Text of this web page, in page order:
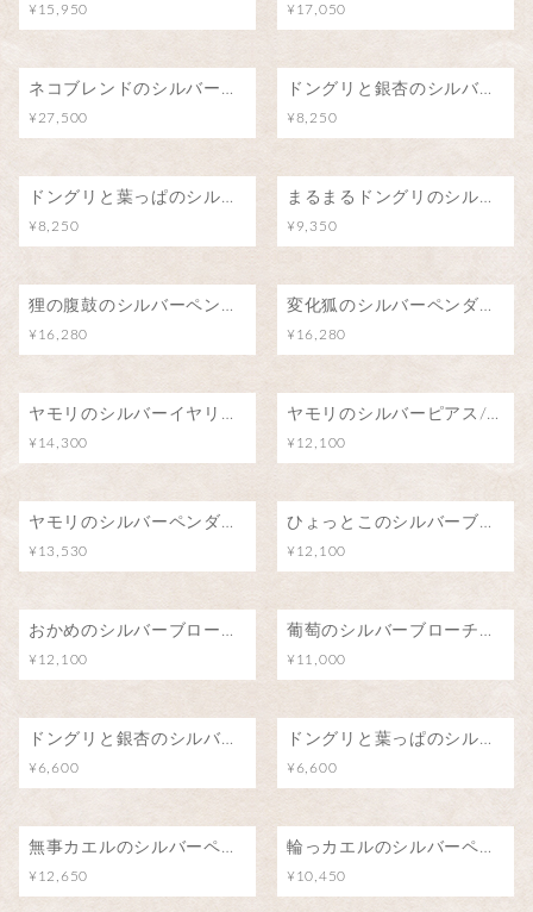
¥15,950 ¥17,050
ネコブレンドのシルバーペンダント/魅惑のアロマ
¥27,500
ドングリと銀杏のシルバーペンダント
¥8,250
ドングリと葉っぱのシルバーペンダント
¥8,250
まるまるドングリのシルバーペンダント
¥9,350
狸の腹鼓のシルバーペンダント/月明りの下で
¥16,280
変化狐のシルバーペンダント/こんこんちき
¥16,280
ヤモリのシルバーイヤリング/阿吽
¥14,300
ヤモリのシルバーピアス/阿吽
¥12,100
ヤモリのシルバーペンダント
¥13,530
ひょっとこのシルバーブローチ（ピンバッジ）
¥12,100
おかめのシルバーブローチ（ピンバッジ）
¥12,100
葡萄のシルバーブローチ（ピンバッジ）
¥11,000
ドングリと銀杏のシルバーブローチ（ピンバッジ）
¥6,600
ドングリと葉っぱのシルバーブローチ（ピンバッジ）
¥6,600
無事カエルのシルバーペンダント/カエル号に乗って
¥12,650
輪っカエルのシルバーペンダント
¥10,450